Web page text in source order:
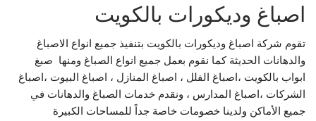
اصباغ وديكورات بالكويت
تقوم شركة اصباغ وديكورات بالكويت بتنفيذ جميع انواع الاصباغ
والدهانات الحديثة كما نقوم بعمل جميع انواع الصباغ ومنها صبغ
ابواب بالكويت ،اصباغ الفلل ، اصباغ المنازل ، اصباغ البيوت ،اصباغ
الشركات ،اصباغ المدارس ، ونقدم خدمات الصباغ والدهانات في
جميع الأماكن ولدينا خصومات خاصة جداً للمساحات الكبيرة